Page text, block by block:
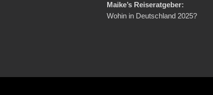
Maike’s Reiseratgeber:
Wohin in Deutschland 2025?